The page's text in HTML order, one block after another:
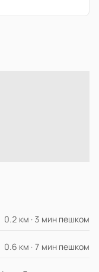
0.2 км · 3 мин пешком
0.6 км · 7 мин пешком